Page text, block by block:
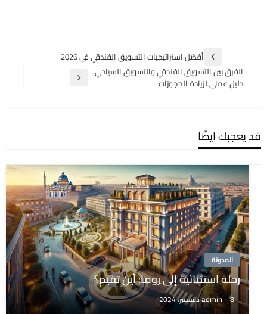
المقالات
المقالة
السابقة
أفضل استراتيجيات التسويق الفندقي في 2026
المقالة
الفرق بين التسويق الفندقي والتسويق السياحي..
دليل عملي لزيادة الحجوزات
قد يعجبك ايضًا
المدونة
رحلة استثنائية إلى روما: أين تقيم؟
admin 8 ديسمبر، 2024